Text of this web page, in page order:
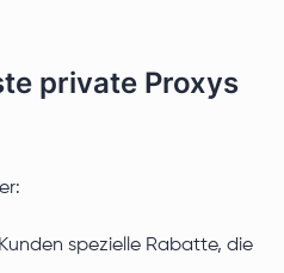
private Proxys
spezielle Rabatte, die